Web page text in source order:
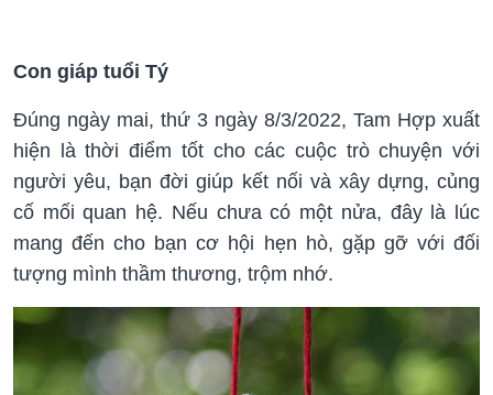
Con giáp tuổi Tý
Đúng ngày mai, thứ 3 ngày 8/3/2022, Tam Hợp xuất
hiện là thời điểm tốt cho các cuộc trò chuyện với
người yêu, bạn đời giúp kết nối và xây dựng, củng
cố mối quan hệ. Nếu chưa có một nửa, đây là lúc
mang đến cho bạn cơ hội hẹn hò, gặp gỡ với đối
tượng mình thầm thương, trộm nhớ.